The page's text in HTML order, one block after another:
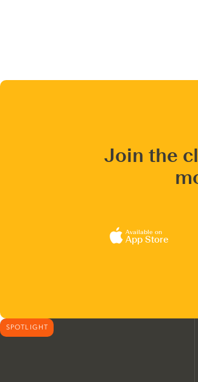
Join the
Available on
App Store
SPOTLIGHT